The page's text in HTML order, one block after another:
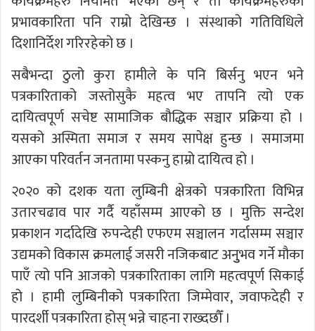
प्रभावकारिता पनि राम्रो देखिन्छ । संस्थाको गतिविधिले
दिशानिर्देश गरिरहेको छ ।
सबैभन्दा ठुलो कुरा हामीले के पनि बिर्सनु भएन भने
पत्रकारिताको जस्तोसुकै महत्व भए तापनि त्यो एक
दायित्वपूर्ण सचेष्ट सामाजिक बौद्धिक सञ्चार प्रक्रिया हो ।
यसको अस्मिता समाज र समय सापेक्ष हुन्छ । समाजमा
आएका परिवर्तन जनतामा पस्कनु हाम्रो दायित्व हो ।
२०२० को दशक यता लुम्बिनी क्षेत्रको पत्रकारिता विभिन्न
उतारचढाव पार गर्दै यहाँसम्म आएको छ । मुक्ति सन्देश
प्रकाशन गर्दादेखि रुपन्देही एफएम सञ्चालन गर्दासम्म सञ्चार
उद्यमको विकास क्रमलाई जसरी नजिकबाट अनुुभव गर्ने मौका
पाएँ त्यो पनि आजको पत्रकारिताका लागि महत्वपूर्ण सिकाई
हो । हामी लुम्बिनीको पत्रकारिता जिम्मेवार, जवाफदेही र
पारदर्शी पत्रकारिता होस् भन्ने चाहना राख्दछौँ ।